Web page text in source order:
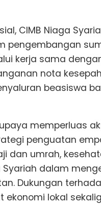
CIMB Niaga
pengembangan
kerja sama
nota
beasiswa
memperluas
penguatan
dan umrah,
dalam
Dukungan
lokal